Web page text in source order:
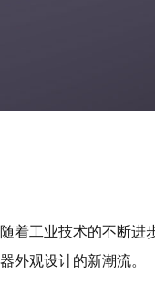
随着工业技术的不断进
器外观设计的新潮流。